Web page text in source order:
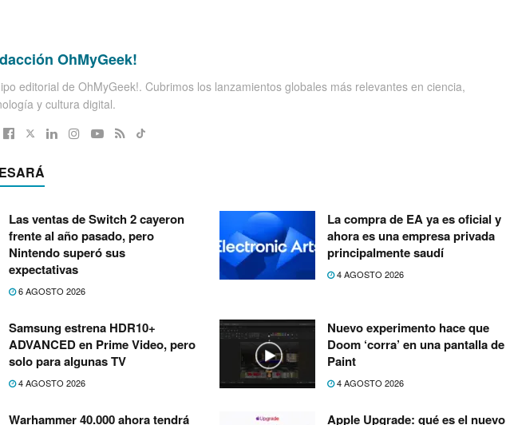
OhMyGeek!
editorial de OhMyGeek!. Cubrimos los lanzamientos globales más relevantes en ciencia,
y cultura digital.
Las ventas de Switch 2 cayeron
frente al año pasado, pero
Nintendo superó sus
expectativas
6 AGOSTO 2026
La compra de EA ya es oficial y
ahora es una empresa privada
principalmente saudí
4 AGOSTO 2026
Samsung estrena HDR10+
ADVANCED en Prime Video, pero
solo para algunas TV
4 AGOSTO 2026
Nuevo experimento hace que
Doom ‘corra’ en una pantalla de
Paint
4 AGOSTO 2026
Warhammer 40.000 ahora tendrá Apple Upgrade: qué es el nuevo